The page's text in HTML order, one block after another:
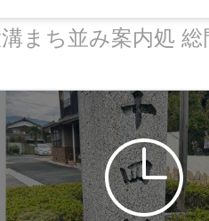
まち並み案内処
トップ